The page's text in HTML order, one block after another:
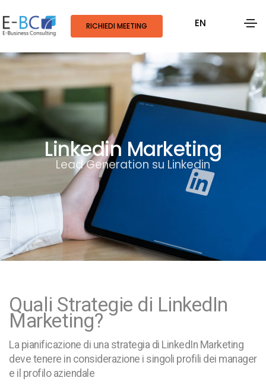
RICHIEDI MEETING EN
Linkedin Marketing
Lead Generation su Linkedin
Quali Strategie di LinkedIn
Marketing?
La pianificazione di una strategia di LinkedIn Marketing
deve tenere in considerazione i singoli profili dei manager
e il profilo aziendale